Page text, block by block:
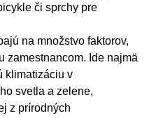
či sprchy pre
na množstvo faktorov,
zamestnancom. Ide najmä
klimatizáciu v
svetla a zelene,
z prírodných